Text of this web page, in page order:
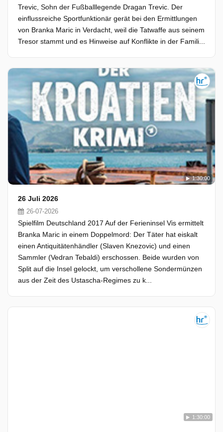
Trevic, Sohn der Fußballlegende Dragan Trevic. Der
einflussreiche Sportfunktionär gerät bei den Ermittlungen
von Branka Maric in Verdacht, weil die Tatwaffe aus seinem
Tresor stammt und es Hinweise auf Konflikte in der Famili...
1:30:00
26 Juli 2026
26-07-2026
Spielfilm Deutschland 2017 Auf der Ferieninsel Vis ermittelt
Branka Maric in einem Doppelmord: Der Täter hat eiskalt
einen Antiquitätenhändler (Slaven Knezovic) und einen
Sammler (Vedran Tebaldi) erschossen. Beide wurden von
Split auf die Insel gelockt, um verschollene Sondermünzen
aus der Zeit des Ustascha-Regimes zu k...
1:30:00